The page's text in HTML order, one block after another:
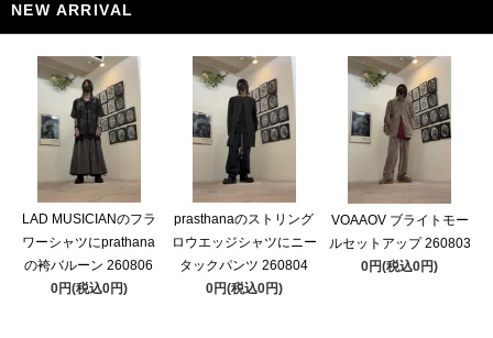
NEW ARRIVAL
LAD MUSICIANのフラ
ワーシャツにprathana
の袴バルーン 260806
0円(税込0円)
prasthanaのストリング
ロウエッジシャツにニー
タックパンツ 260804
0円(税込0円)
VOAAOV ブライトモー
ルセットアップ 260803
0円(税込0円)